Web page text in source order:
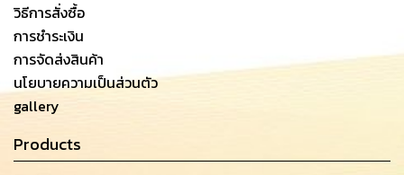
วิธีการสั่งซื้อ
การชำระเงิน
การจัดส่งสินค้า
นโยบายความเป็นส่วนตัว
gallery
Products